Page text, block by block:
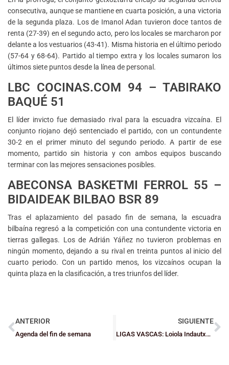
consecutiva, aunque se mantiene en cuarta posición, a una victoria
de la segunda plaza. Los de Imanol Adan tuvieron doce tantos de
renta (27-39) en el segundo acto, pero los locales se marcharon por
delante a los vestuarios (43-41). Misma historia en el último periodo
(57-64 y 68-64). Partido al tiempo extra y los locales sumaron los
últimos siete puntos desde la línea de personal.
LBC COCINAS.COM 94 – TABIRAKO
BAQUÉ 51
El líder invicto fue demasiado rival para la escuadra vizcaína. El
conjunto riojano dejó sentenciado el partido, con un contundente
30-2 en el primer minuto del segundo periodo. A partir de ese
momento, partido sin historia y con ambos equipos buscando
terminar con las mejores sensaciones posibles.
ABECONSA BASKETMI FERROL 55 –
BIDAIDEAK BILBAO BSR 89
Tras el aplazamiento del pasado fin de semana, la escuadra
bilbaína regresó a la competición con una contundente victoria en
tierras gallegas. Los de Adrián Yáñez no tuvieron problemas en
ningún momento, dejando a su rival en treinta puntos al inicio del
cuarto periodo. Con un partido menos, los vizcaínos ocupan la
quinta plaza en la clasificación, a tres triunfos del líder.
ANTERIOR
Agenda del fin de semana
SIGUIENTE
LIGAS VASCAS: Loiola Indautxu, a un paso de la A1 cadete masculina